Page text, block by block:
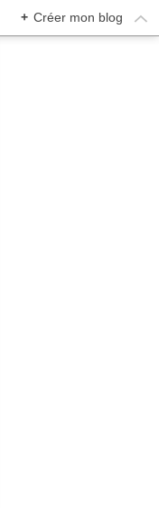
+ Créer mon blog